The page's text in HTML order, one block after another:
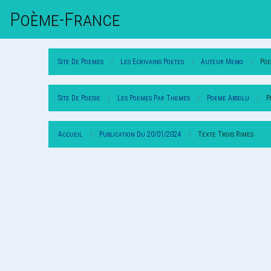
Poème-FrAnce
Site De Poemes Les Ecrivains Poetes Auteur Memo
Site De Poesie Les Poemes Par Themes Poeme Absolu
Accueil Publication Du 20/01/2024 Texte Trois Rimes